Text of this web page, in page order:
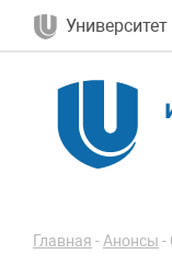
Главная -Анонсы -